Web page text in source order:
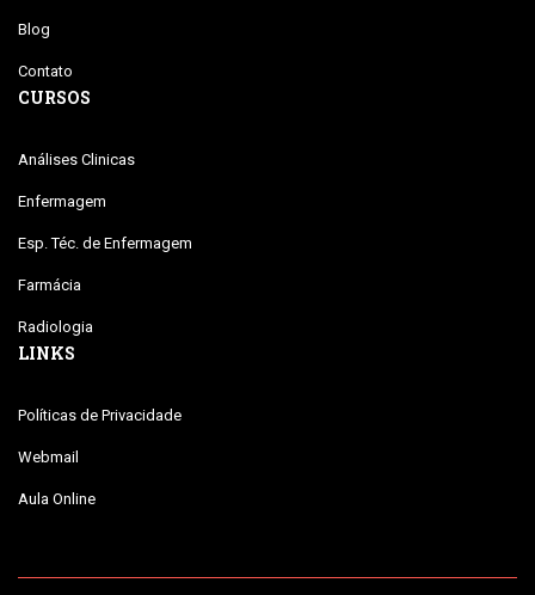
Blog
Contato
CURSOS
Análises Clinicas
Enfermagem
Esp. Téc. de Enfermagem
Farmácia
Radiologia
LINKS
Políticas de Privacidade
Webmail
Aula Online